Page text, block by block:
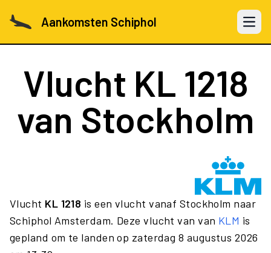
Aankomsten Schiphol Open
Vlucht KL 1218
van Stockholm
Vlucht KL 1218 is een vlucht vanaf Stockholm naar
Schiphol Amsterdam. Deze vlucht van van KLM is
gepland om te landen op zaterdag 8 augustus 2026